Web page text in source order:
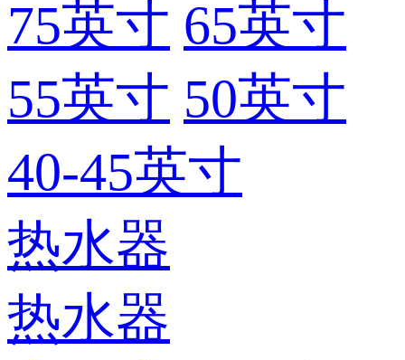
75英寸 65英寸
55英寸 50英寸
40-45英寸
热水器
热水器